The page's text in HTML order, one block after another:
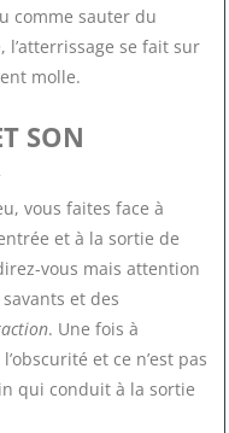
comme sauter du
l’atterrissage se fait sur
molle.
SON
vous faites face à
et à la sortie de
vous mais attention
et des
. Une fois à
et ce n’est pas
qui conduit à la sortie